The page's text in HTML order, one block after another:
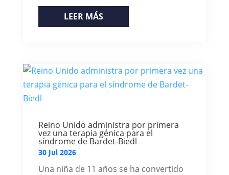
LEER MÁS
Reino Unido administra por primera
vez una terapia génica para el
síndrome de Bardet-Biedl
30 Jul 2026
Una niña de 11 años se ha convertido